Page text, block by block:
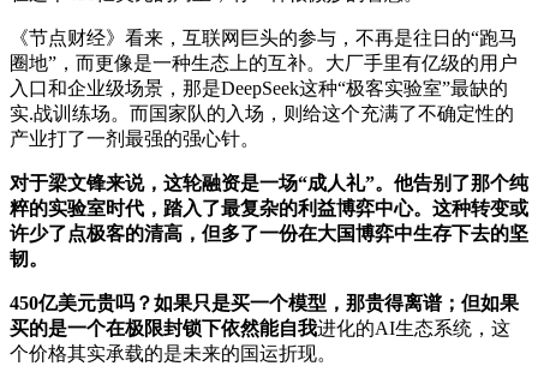
《节点财经》看来，互联网巨头的参与，不再是往日的“跑马
圈地”，而更像是一种生态上的互补。大厂手里有亿级的用户
入口和企业级场景，那是DeepSeek这种“极客实验室”最缺的
实.战训练场。而国家队的入场，则给这个充满了不确定性的
产业打了一剂最强的强心针。
对于梁文锋来说，这轮融资是一场“成人礼”。他告别了那个纯
粹的实验室时代，踏入了最复杂的利益博弈中心。这种转变或
许少了点极客的清高，但多了一份在大国博弈中生存下去的坚
韧。
450亿美元贵吗？如果只是买一个模型，那贵得离谱；但如果
买的是一个在极限封锁下依然能自我进化的AI生态系统，这
个价格其实承载的是未来的国运折现。